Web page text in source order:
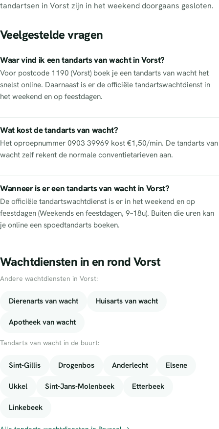
tandartsen in Vorst zijn in het weekend doorgaans gesloten.
Veelgestelde vragen
Waar vind ik een tandarts van wacht in Vorst?
Voor postcode 1190 (Vorst) boek je een tandarts van wacht het
snelst online. Daarnaast is er de officiële tandartswachtdienst in
het weekend en op feestdagen.
Wat kost de tandarts van wacht?
Het oproepnummer 0903 39969 kost €1,50/min. De tandarts van
wacht zelf rekent de normale conventietarieven aan.
Wanneer is er een tandarts van wacht in Vorst?
De officiële tandartswachtdienst is er in het weekend en op
feestdagen (Weekends en feestdagen, 9–18u). Buiten die uren kan
je online een spoedtandarts boeken.
Wachtdiensten in en rond Vorst
Andere wachtdiensten in Vorst:
Dierenarts van wacht Huisarts van wacht
Apotheek van wacht
Tandarts van wacht in de buurt:
Sint-Gillis Drogenbos Anderlecht Elsene
Ukkel Sint-Jans-Molenbeek Etterbeek
Linkebeek